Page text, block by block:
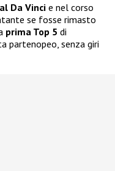
Da Vinci e nel corso
se fosse rimasto
prima Top 5 di
partenopeo, senza giri